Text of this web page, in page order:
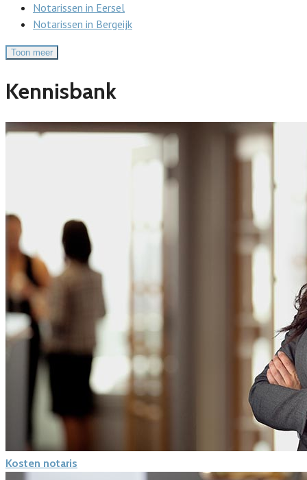
Notarissen in Eersel
Notarissen in Bergeijk
Toon meer
Kennisbank
Kosten notaris